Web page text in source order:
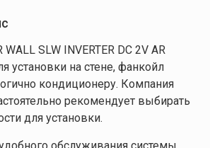
SLW INVERTER DC 2V AR
установки на стене, фанкойл
кондиционеру. Компания
рекомендует выбирать
для установки.